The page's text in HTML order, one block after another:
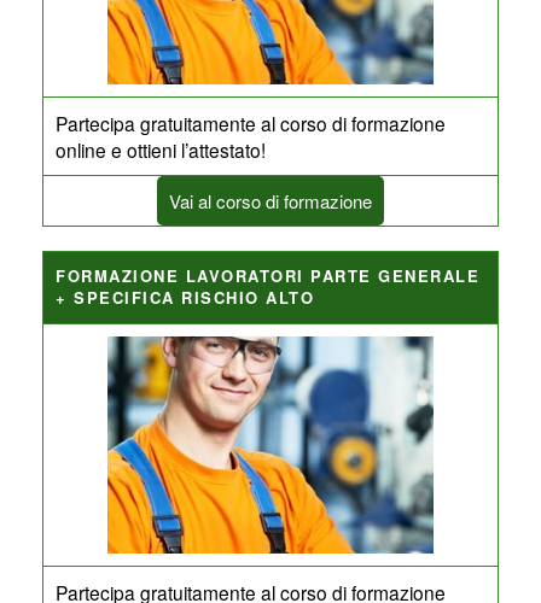
Partecipa gratuitamente al corso di formazione
online e ottieni l’attestato!
Vai al corso di formazione
FORMAZIONE LAVORATORI PARTE GENERALE
+ SPECIFICA RISCHIO ALTO
Partecipa gratuitamente al corso di formazione